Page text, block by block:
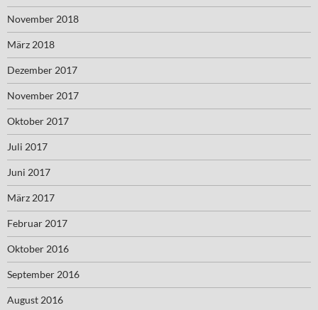
November 2018
März 2018
Dezember 2017
November 2017
Oktober 2017
Juli 2017
Juni 2017
März 2017
Februar 2017
Oktober 2016
September 2016
August 2016